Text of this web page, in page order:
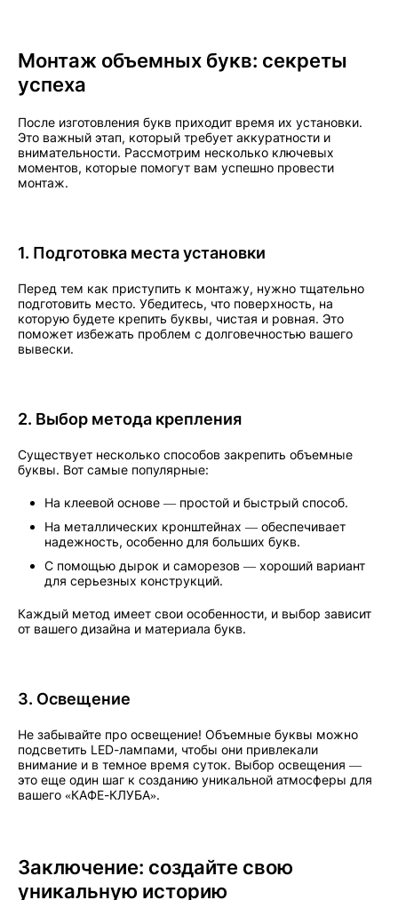
Монтаж объемных букв: секреты
успеха
После изготовления букв приходит время их установки.
Это важный этап, который требует аккуратности и
внимательности. Рассмотрим несколько ключевых
моментов, которые помогут вам успешно провести
монтаж.
1. Подготовка места установки
Перед тем как приступить к монтажу, нужно тщательно
подготовить место. Убедитесь, что поверхность, на
которую будете крепить буквы, чистая и ровная. Это
поможет избежать проблем с долговечностью вашего
вывески.
2. Выбор метода крепления
Существует несколько способов закрепить объемные
буквы. Вот самые популярные:
На клеевой основе — простой и быстрый способ.
На металлических кронштейнах — обеспечивает
надежность, особенно для больших букв.
С помощью дырок и саморезов — хороший вариант
для серьезных конструкций.
Каждый метод имеет свои особенности, и выбор зависит
от вашего дизайна и материала букв.
3. Освещение
Не забывайте про освещение! Объемные буквы можно
подсветить LED-лампами, чтобы они привлекали
внимание и в темное время суток. Выбор освещения —
это еще один шаг к созданию уникальной атмосферы для
вашего «КАФЕ-КЛУБА».
Заключение: создайте свою
уникальную историю